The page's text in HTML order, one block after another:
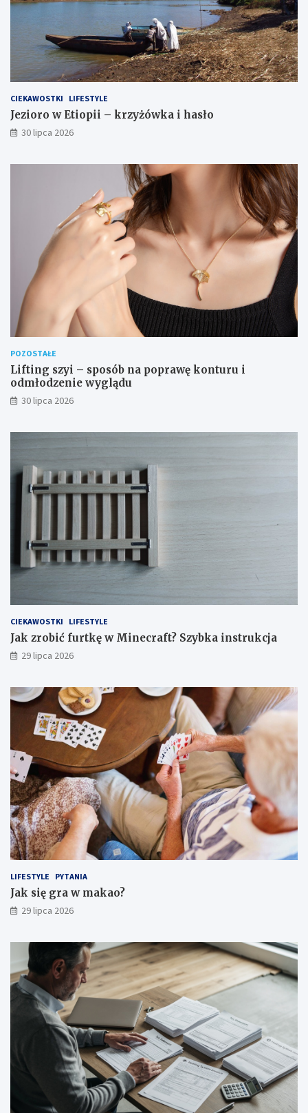
CIEKAWOSTKI LIFESTYLE
Jezioro w Etiopii – krzyżówka i hasło
30 lipca 2026
POZOSTAŁE
Lifting szyi – sposób na poprawę konturu i
odmłodzenie wyglądu
30 lipca 2026
CIEKAWOSTKI LIFESTYLE
Jak zrobić furtkę w Minecraft? Szybka instrukcja
29 lipca 2026
LIFESTYLE PYTANIA
Jak się gra w makao?
29 lipca 2026